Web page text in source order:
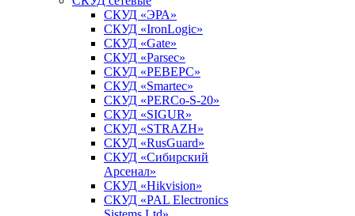
СКУД «ЭРА»
СКУД «IronLogic»
СКУД «Gate»
СКУД «Parsec»
СКУД «РЕВЕРС»
СКУД «Smartec»
СКУД «PERCo-S-20»
СКУД «SIGUR»
СКУД «STRAZH»
СКУД «RusGuard»
СКУД «Сибирский
Арсенал»
СКУД «Hikvision»
СКУД «PAL Electronics